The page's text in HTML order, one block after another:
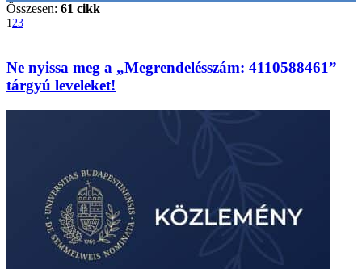
Összesen: 61 cikk
123
Ne nyissa meg a „Megrendelésszám: 4110588461”
tárgyú leveleket!